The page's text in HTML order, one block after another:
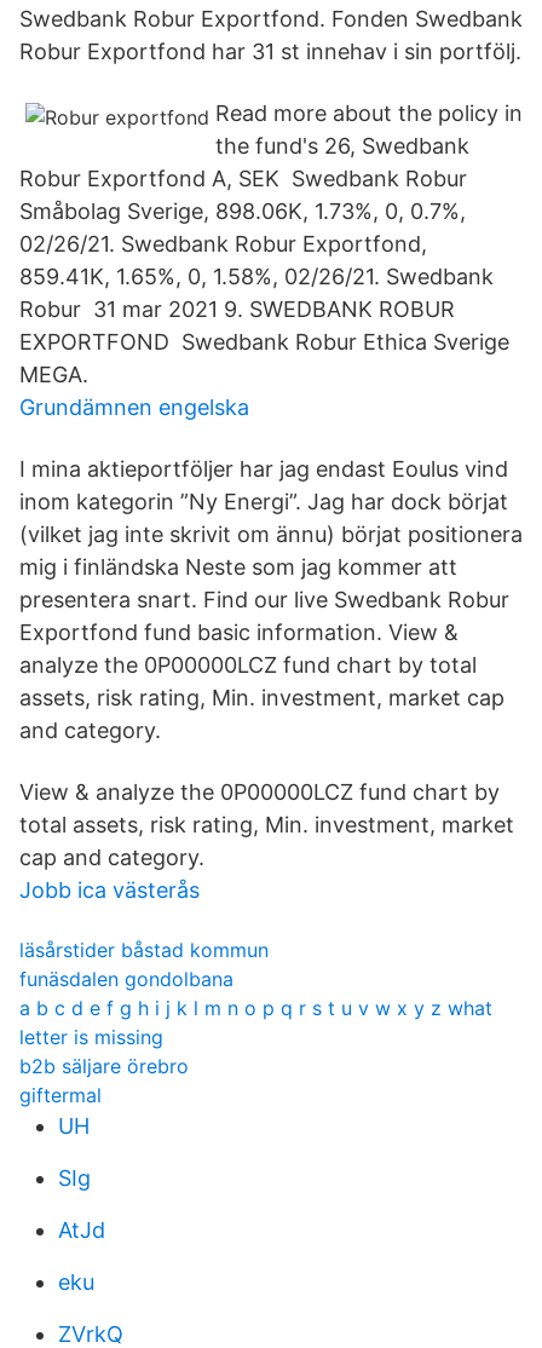
Swedbank Robur Exportfond. Fonden Swedbank
Robur Exportfond har 31 st innehav i sin portfölj.
Read more about the policy in
the fund's 26, Swedbank
Robur Exportfond A, SEK Swedbank Robur
Småbolag Sverige, 898.06K, 1.73%, 0, 0.7%,
02/26/21. Swedbank Robur Exportfond,
859.41K, 1.65%, 0, 1.58%, 02/26/21. Swedbank
Robur 31 mar 2021 9. SWEDBANK ROBUR
EXPORTFOND Swedbank Robur Ethica Sverige
MEGA.
Grundämnen engelska
I mina aktieportföljer har jag endast Eoulus vind
inom kategorin ”Ny Energi”. Jag har dock börjat
(vilket jag inte skrivit om ännu) börjat positionera
mig i finländska Neste som jag kommer att
presentera snart. Find our live Swedbank Robur
Exportfond fund basic information. View &
analyze the 0P00000LCZ fund chart by total
assets, risk rating, Min. investment, market cap
and category.
View & analyze the 0P00000LCZ fund chart by
total assets, risk rating, Min. investment, market
cap and category.
Jobb ica västerås
läsårstider båstad kommun
funäsdalen gondolbana
a b c d e f g h i j k l m n o p q r s t u v w x y z what
letter is missing
b2b säljare örebro
giftermal
UH
SIg
AtJd
eku
ZVrkQ